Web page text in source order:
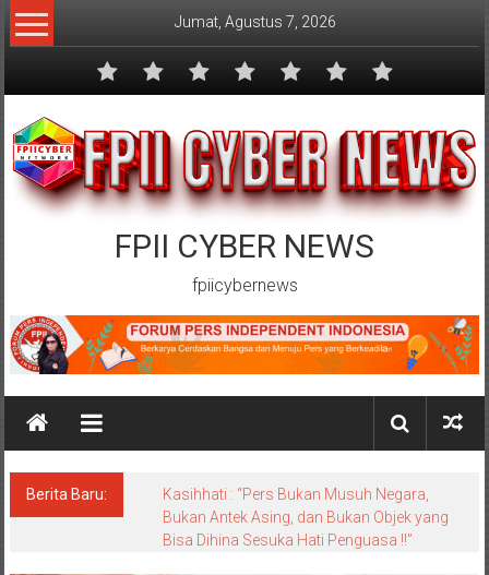
Lompat
ke
Jumat, Agustus 7, 2026
FPII CYBER NEWS
fpiicybernews
Berita Baru:
Kasihhati : “Pers Bukan Musuh Negara,
Bukan Antek Asing, dan Bukan Objek yang
Bisa Dihina Sesuka Hati Penguasa !!”